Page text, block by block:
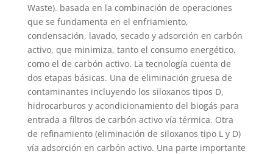
Waste). basada en la combinación de operaciones
que se fundamenta en el enfriamiento,
condensación, lavado, secado y adsorción en carbón
activo, que minimiza, tanto el consumo energético,
como el de carbón activo. La tecnología cuenta de
dos etapas básicas. Una de eliminación gruesa de
contaminantes incluyendo los siloxanos tipos D,
hidrocarburos y acondicionamiento del biogás para
entrada a filtros de carbón activo vía térmica. Otra
de refinamiento (eliminación de siloxanos tipo L y D)
vía adsorción en carbón activo. Una parte importante